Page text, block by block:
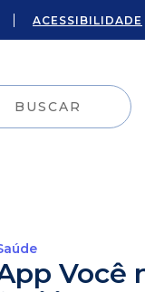
ACESSIBILIDADE
Você